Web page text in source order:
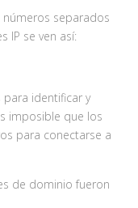
números separados
IP se ven así:
identificar y
imposible que los
para conectarse a
de dominio fueron